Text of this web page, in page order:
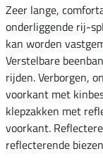
Zeer lange,
onderliggende rij-
kan worden
Verstelbare
rijden. Verborgen,
voorkant met
klepzakken met
voorkant.
reflecterende